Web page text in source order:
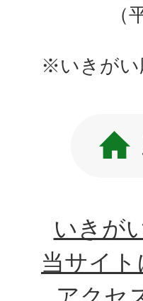
※いきがい
いきが
当サイ